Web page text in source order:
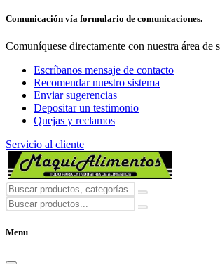
Comunicación vía formulario de comunicaciones.
Comuníquese directamente con nuestra área
Escríbanos mensaje de contacto
Recomendar nuestro sistema
Enviar sugerencias
Depositar un testimonio
Quejas y reclamos
Servicio al cliente
Menu